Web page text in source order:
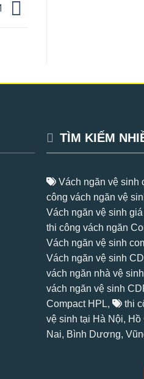
TÌM KIẾM
Vách ngăn vệ sinh
công vách ngăn vệ
Vách ngăn vệ sinh
thi công vách ngăn
Vách ngăn vệ sinh
Vách ngăn vệ sinh
vách ngăn nhà vệ
vách ngăn vệ sinh
Compact HPL,
thi
vệ sinh tại Hà Nội,
Nai, Bình Dương,